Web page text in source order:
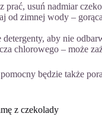
prać, usuń nadmiar
od zimnej wody –
detergenty, aby nie
chlorowego – może
pomocny będzie także
z czekolady